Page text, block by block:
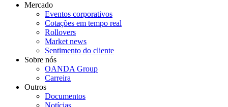
Mercado
Eventos corporativos
Cotações em tempo real
Rollovers
Market news
Sentimento do cliente
Sobre nós
OANDA Group
Carreira
Outros
Documentos
Notícias